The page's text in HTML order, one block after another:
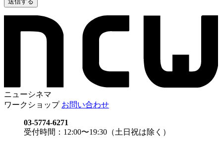
ニューシネマ
ワークショップ お問い合わせ
03-5774-6271
受付時間：12:00〜19:30（土日祝は除く）